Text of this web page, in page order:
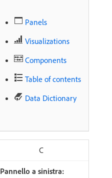
Panels
Visualizations
Components
Table of contents
Data Dictionary
C
Pannello a sinistra: